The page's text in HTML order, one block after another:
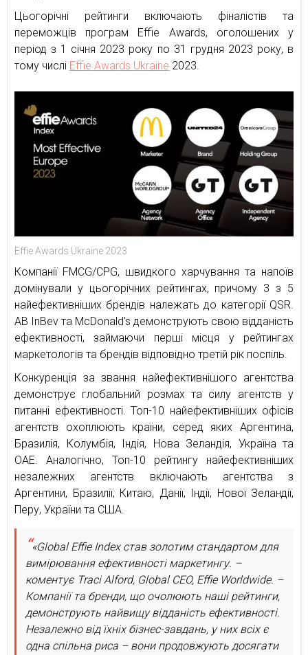
Цьогорічні рейтинги включають фіналістів та
переможців програм Effie Awards, оголошених у
період з 1 січня 2023 року по 31 грудня 2023 року, в
тому числі Effie Awards Ukraine 2023.
Effie Awards Ukraine 2023
Компанії FMCG/CPG, швидкого харчування та напоїв
домінували у цьогорічних рейтингах, причому 3 з 5
найефективніших брендів належать до категорії QSR.
AB InBev та McDonald’s демонструють свою відданість
ефективності, займаючи перші місця у рейтингах
маркетологів та брендів відповідно третій рік поспіль.
Конкуренція за звання найефективнішого агентства
демонструє глобальний розмах та силу агентств у
питанні ефективності. Топ-10 найефективніших офісів
агентств охоплюють країни, серед яких Аргентина,
Бразилія, Колумбія, Індія, Нова Зеландія, Україна та
ОАЕ. Аналогічно, Топ-10 рейтингу найефективніших
незалежних агентств включають агентства з
Аргентини, Бразилії, Китаю, Данії, Індії, Нової Зеландії,
Перу, України та США.
«Global Effie Index став золотим стандартом для
вимірювання ефективності маркетингу. –
коментує Traci Alford, Global CEO, Effie Worldwide. –
Компанії та бренди, що очолюють наші рейтинги,
демонструють найвищу відданість ефективності.
Незалежно від їхніх бізнес-завдань, у них всіх є
одна спільна риса – вони продовжують досягати